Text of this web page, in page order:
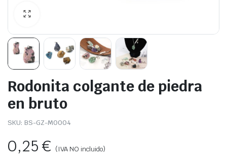
Rodonita colgante de piedra
en bruto
SKU: BS-GZ-M0004
0,25€ (IVA NO incluido)